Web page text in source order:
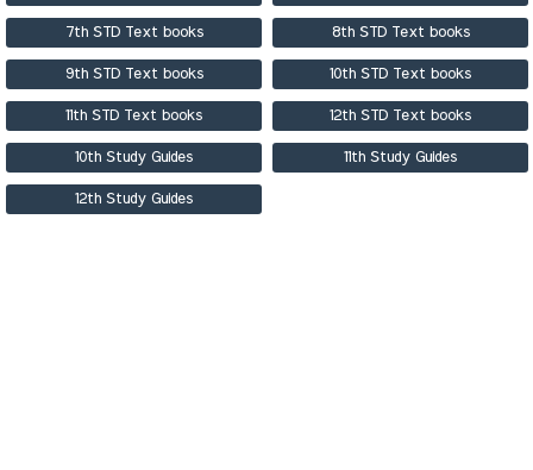
7th STD Text books 8th STD Text books
9th STD Text books 10th STD Text books
11th STD Text books 12th STD Text books
10th Study Guides 11th Study Guides
12th Study Guides